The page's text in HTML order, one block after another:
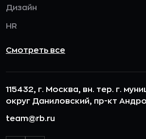
Дизайн
HR
Смотреть все
115432, г. Москва, вн. тер. г.
округ Даниловский, пр-кт
team@rb.ru